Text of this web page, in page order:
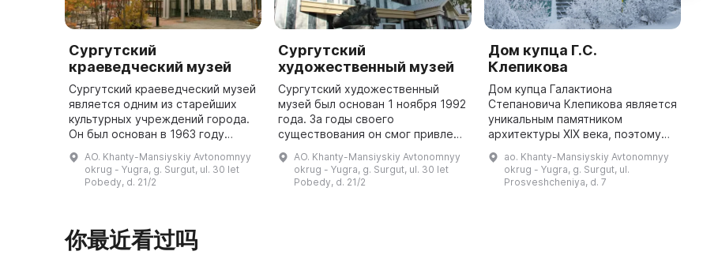
Сургутский
краеведческий музей
Сургутский краеведческий музей
является одним из старейших
культурных учреждений города.
Он был основан в 1963 году
Отечественной войны и труда,
почетным гражданином Сургута,
AO. Khanty-Mansiyskiy Avtonomnyy
okrug - Yugra, g. Surgut, ul. 30 let
Pobedy, d. 21/2
Сургутский
художественный музей
Сургутский художественный
музей был основан 1 ноября 1992
года. За годы своего
существования он смог привлечь
городе, округе и России, но и за
рубежом. В музее собраны колл
AO. Khanty-Mansiyskiy Avtonomnyy
okrug - Yugra, g. Surgut, ul. 30 let
Pobedy, d. 21/2
Дом купца Г.С.
Клепикова
Дом купца Галактиона
Степановича Клепикова является
уникальным памятником
архитектуры XIX века, поэтому
государственный реестр
объектов культурного наследия
ao. Khanty-Mansiyskiy Avtonomnyy
okrug - Yugra, g. Surgut, ul.
Prosveshcheniya, d. 7
你最近看过吗